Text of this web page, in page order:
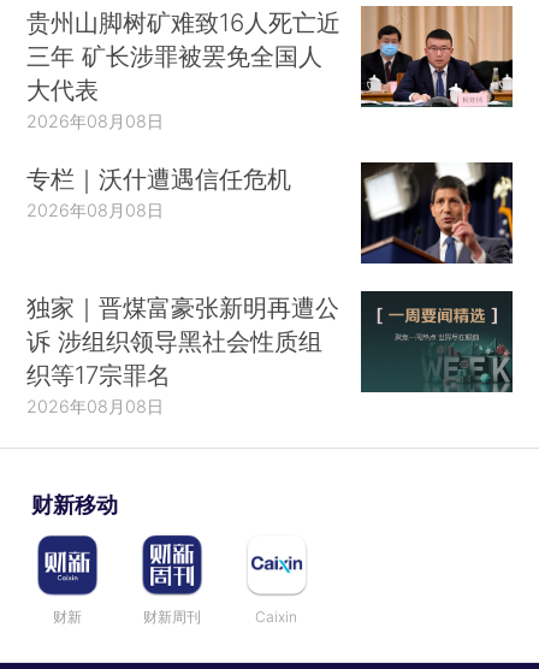
贵州山脚树矿难致16人死亡近
三年 矿长涉罪被罢免全国人
大代表
2026年08月08日
专栏｜沃什遭遇信任危机
2026年08月08日
独家｜晋煤富豪张新明再遭公
诉 涉组织领导黑社会性质组
织等17宗罪名
2026年08月08日
财新移动
财新 财新周刊 Caixin